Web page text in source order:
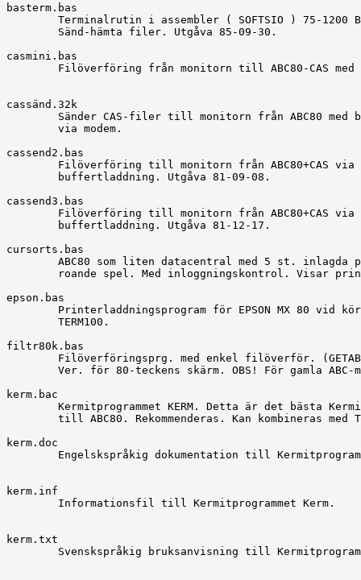
basterm.bas
casmini.bas
cassänd.32k
cassend2.bas
cassend3.bas
cursorts.bas
epson.bas
filtr80k.bas
kerm.bac
kerm.doc
kerm.inf
kerm.txt